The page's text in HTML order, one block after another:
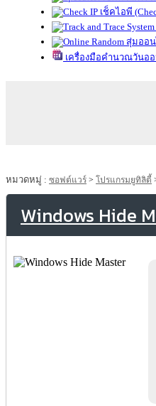
เช็คไอพี
สุ่มออ
เครื่องมือคำนวณวันอ
หมวดหมู่ : ซอฟต์แวร์ > โปรแกรมยูทิลิตี้
Windows Hide